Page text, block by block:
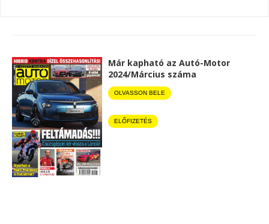
Már kapható az Autó-Motor
2024/Március száma
OLVASSON BELE
ELŐFIZETÉS